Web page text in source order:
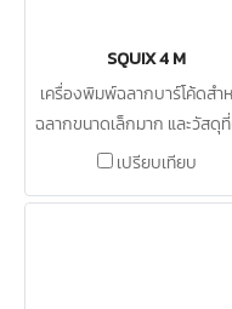
SQUIX 4 M
เครื่องพิมพ์ฉลากบาร์โค้ดสำ
ฉลากขนาดเล็กมาก และวัสดุ
เปรียบเทียบ